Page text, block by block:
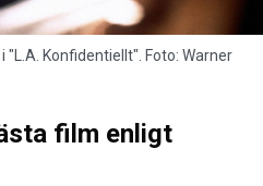
"L.A. Konfidentiellt". Foto: Warner
film enligt